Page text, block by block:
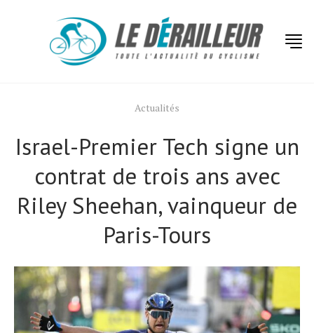
Actualités
Israel-Premier Tech signe un
contrat de trois ans avec
Riley Sheehan, vainqueur de
Paris-Tours